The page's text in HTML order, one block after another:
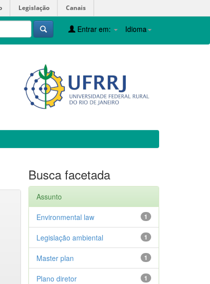
Legislação Canais
Idioma
Entrar em:
Busca facetada
Assunto
1
Environmental law
1
Legislação ambiental
1
Master plan
1
Plano diretor